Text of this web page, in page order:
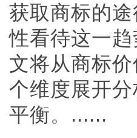
获取商标的
性看待这一
文将从商标
个维度展开
平衡。......